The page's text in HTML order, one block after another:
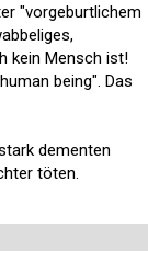
"vorgeburtlichem
kein Mensch ist!
being". Das
dementen
töten.